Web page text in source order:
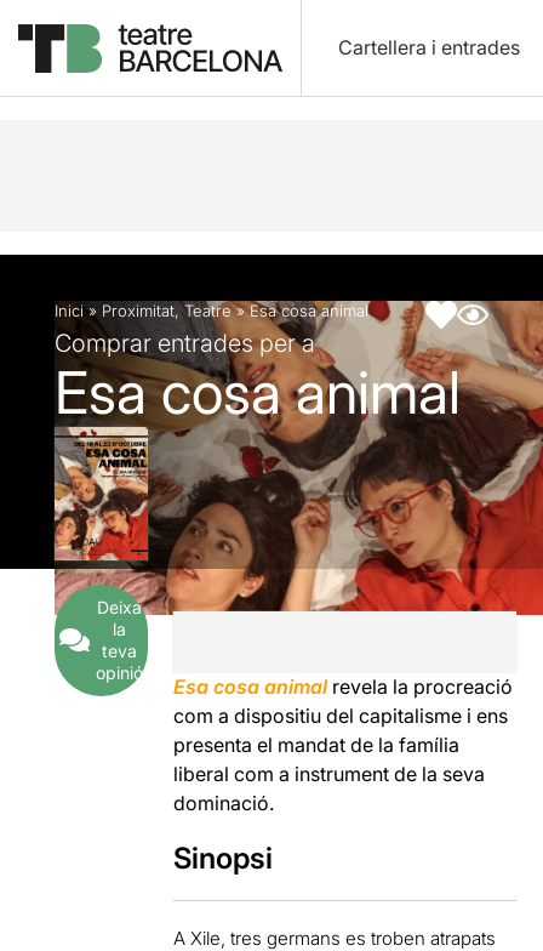
Cartellera i entrades
Descripció Fitxa artística Fotos i vídeos
Inici » Proximitat,Teatre»Esa cosa animal
Comprar entrades per a
Esa cosa animal
Deixa
la
teva
opinió
Esa cosa animal revela la procreació
com a dispositiu del capitalisme i ens
presenta el mandat de la família
liberal com a instrument de la seva
dominació.
Sinopsi
A Xile, tres germans es troben atrapats